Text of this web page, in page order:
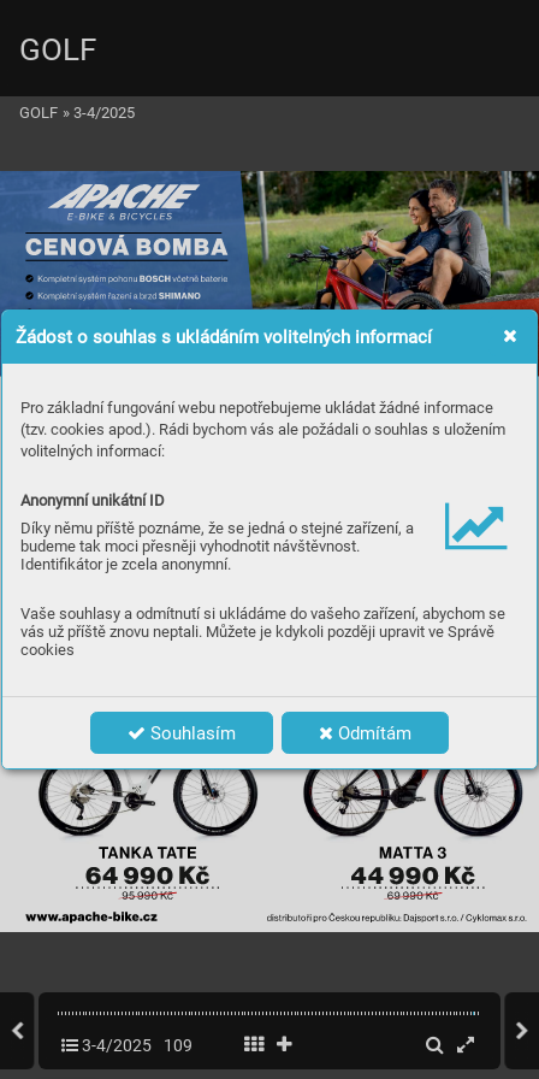
Žádost o souhlas s ukládáním volitelných informací
Pro základní fungování webu nepotřebujeme ukládat žádné informace
(tzv. cookies apod.). Rádi bychom vás ale požádali o souhlas s uložením
volitelných informací:
Anonymní unikátní ID
Díky němu příště poznáme, že se jedná o stejné zařízení, a
budeme tak moci přesněji vyhodnotit návštěvnost.
Identifikátor je zcela anonymní.
Vaše souhlasy a odmítnutí si ukládáme do vašeho zařízení, abychom se
vás už příště znovu neptali. Můžete je kdykoli později upravit ve Správě
cookies
Souhlasím Odmítám
GOLF
GOLF » 3-4/2025
3-4/2025 109